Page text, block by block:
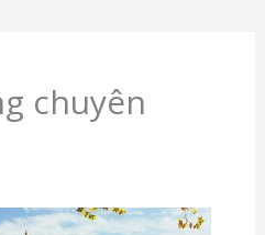
chuyên